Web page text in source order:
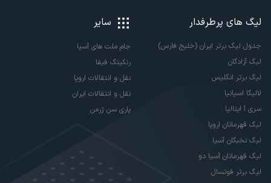
لیگ های پرطرفدار
جدول لیگ برتر ایران (خلیج فارس)
لیگ آزادگان
لیگ برتر انگلیس
لالیگا اسپانیا
سری آ ایتالیا
لیگ قهرمانان اروپا
لیگ نخبگان آسیا
لیگ قهرمانان آسیا دو
لیگ برتر فوتسال
سایر
جام ملت های آسیا
رنکینگ فیفا
نقل و انتقالات اروپا
نقل و انتقالات ایران
پاری سن ژرمن